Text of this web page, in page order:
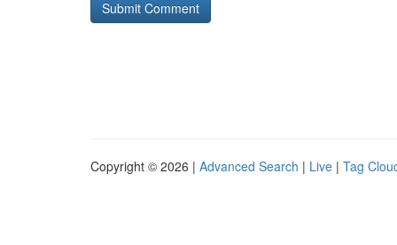
Copyright © 2026 | Advanced Search | Live | Tag